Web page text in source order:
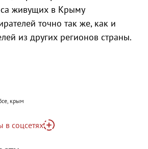
живущих в Крыму
точно так же, как и
из других регионов страны.
крым
в соцсетях